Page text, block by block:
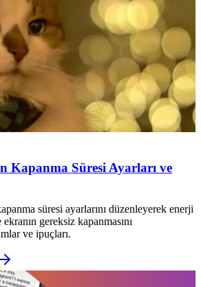
Kapanma Süresi Ayarları ve
süresi ayarlarını düzenleyerek enerji
gereksiz kapanmasını
ve ipuçları.